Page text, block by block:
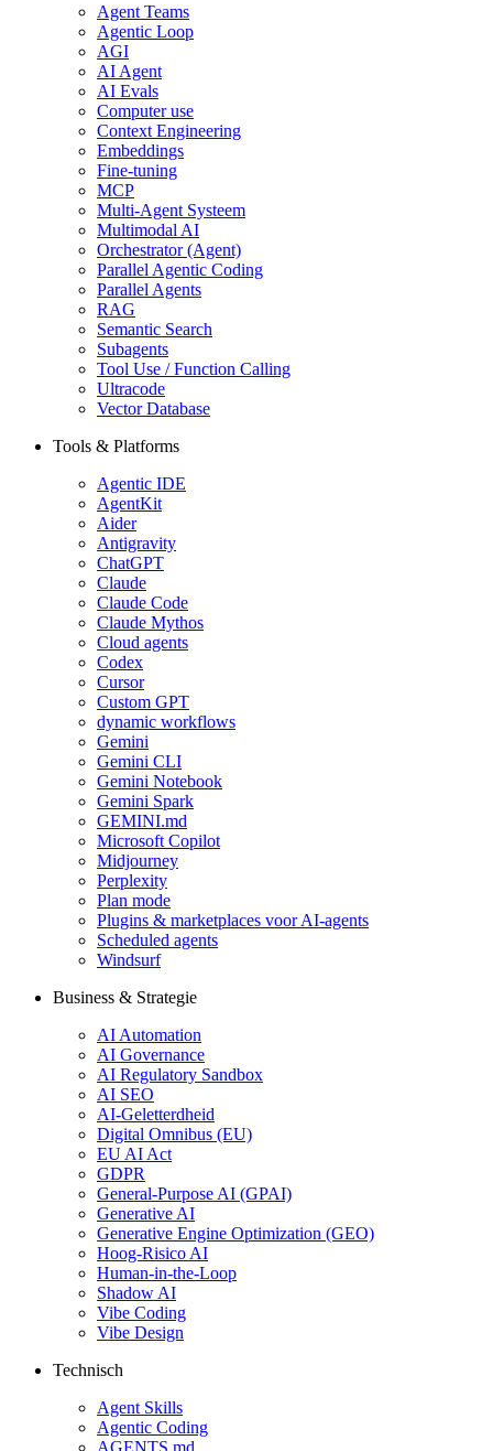
Agent Teams
Agentic Loop
AGI
AI Agent
AI Evals
Computer use
Context Engineering
Embeddings
Fine-tuning
MCP
Multi-Agent Systeem
Multimodal AI
Orchestrator (Agent)
Parallel Agentic Coding
Parallel Agents
RAG
Semantic Search
Subagents
Tool Use / Function Calling
Ultracode
Vector Database
Tools & Platforms
Agentic IDE
AgentKit
Aider
Antigravity
ChatGPT
Claude
Claude Code
Claude Mythos
Cloud agents
Codex
Cursor
Custom GPT
dynamic workflows
Gemini
Gemini CLI
Gemini Notebook
Gemini Spark
GEMINI.md
Microsoft Copilot
Midjourney
Perplexity
Plan mode
Plugins & marketplaces voor AI-agents
Scheduled agents
Windsurf
Business & Strategie
AI Automation
AI Governance
AI Regulatory Sandbox
AI SEO
AI-Geletterdheid
Digital Omnibus (EU)
EU AI Act
GDPR
General-Purpose AI (GPAI)
Generative AI
Generative Engine Optimization (GEO)
Hoog-Risico AI
Human-in-the-Loop
Shadow AI
Vibe Coding
Vibe Design
Technisch
Agent Skills
Agentic Coding
AGENTS.md